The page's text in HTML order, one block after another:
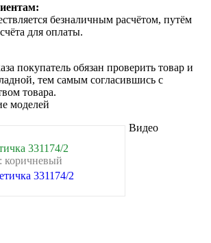
безналичным расчётом, путём
для оплаты.
покупатель обязан проверить товар и
тем самым согласившись с
товара.
моделей
331174/2
коричневый
Видео